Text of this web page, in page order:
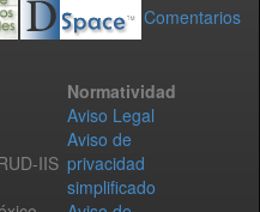
Comentarios
IIS
Normatividad
Aviso Legal
Aviso de
privacidad
simplificado